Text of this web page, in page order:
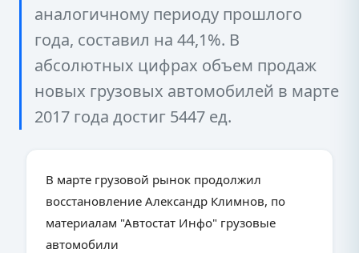
аналогичному периоду прошлого
года, составил на 44,1%. В
абсолютных цифрах объем продаж
новых грузовых автомобилей в марте
2017 года достиг 5447 ед.
В марте грузовой рынок продолжил
восстановление Александр Климнов, по
материалам "Автостат Инфо" грузовые
автомобили